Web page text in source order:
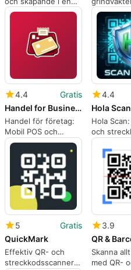
app
4.4
Gratis
Handel for Business
Handel för företag:
Mobil POS och
lagerkontroll för
SME:er
4.4
Hola
och
med
5
Gratis
QuickMark
Effektiv QR- och
streckkodsscanner
3.9
Skanna
med QR-